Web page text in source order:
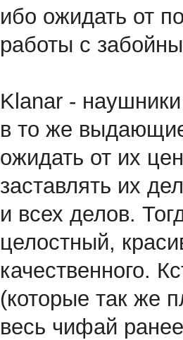
ибо ожидать от
работы с
Klanar -
в то же
ожидать от их
заставлять их
и всех делов.
целостный,
качественного.
(которые так же
весь чифай